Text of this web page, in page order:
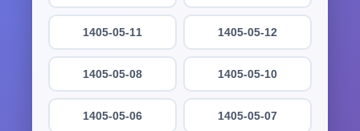
1405-05-12
1405-05-11
1405-05-10
1405-05-08
1405-05-07
1405-05-06